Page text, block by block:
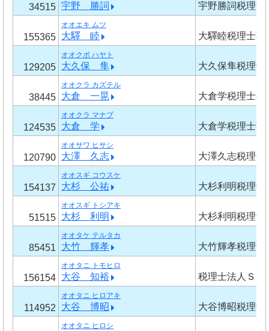
34515 宇野 勝詞 宇野勝詞税理士
155365
オオエキ ムツ
大驛 睦 大驛睦税理士事
129205
オオクボ ハヤト
大久保 隼 大久保隼税理士
38445
オオクラ カズテル
大倉 一晃 大倉学税理士事
124535
オオクラ マナブ
大倉 学 大倉学税理士事
120790
オオサワ ヒサシ
大澤 久志 大澤久志税理士
154137
オオスギ コウスケ
大杉 公祐 大杉利明税理士
51515
オオスギ トシアキ
大杉 利明 大杉利明税理士
85451
オオタケ テルタカ
大竹 輝孝 大竹輝孝税理士
156154
オオタニ トモヒロ
大谷 知裕 税理士法人ＳＩ
114952
オオタニ ヒロアキ
大谷 博昭 大谷博昭税理士
オオタニ ヒロシ